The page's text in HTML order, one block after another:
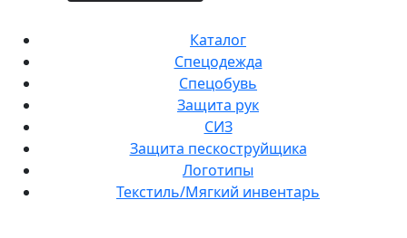
Каталог
Спецодежда
Спецобувь
Защита рук
СИЗ
Защита пескоструйщика
Логотипы
Текстиль/Мягкий инвентарь